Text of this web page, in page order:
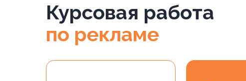
Курсовая работа
по рекламе